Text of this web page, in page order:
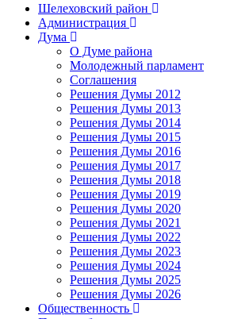
Шелеховский район
Администрация
Дума
О Думе района
Молодежный парламент
Соглашения
Решения Думы 2012
Решения Думы 2013
Решения Думы 2014
Решения Думы 2015
Решения Думы 2016
Решения Думы 2017
Решения Думы 2018
Решения Думы 2019
Решения Думы 2020
Решения Думы 2021
Решения Думы 2022
Решения Думы 2023
Решения Думы 2024
Решения Думы 2025
Решения Думы 2026
Общественность